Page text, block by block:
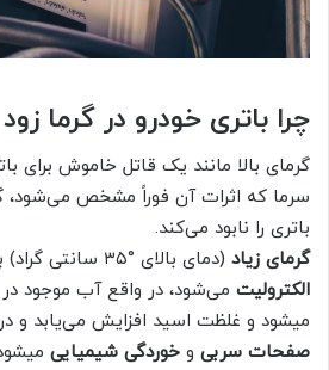
چرا باتری خودرو در گرما
گرمای بالا مانند یک قاتل خاموش برای
سرما که اثرات آن فوراً مشخص می‌شود،
باتری را نابود می‌کند.
گرمای زیاد (دمای بالای °۳۵ سانتی گراد) باعث تسریع
الکترولیت می‌شود، در واقع آب موجود
میشود و غلظت اسید افزایش می‌یابد و
صفحات سربی و خوردگی شیمیایی